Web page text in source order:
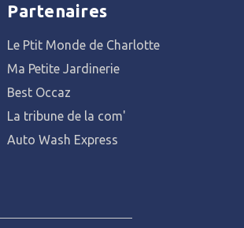
Partenaires
Le Ptit Monde de Charlotte
Ma Petite Jardinerie
Best Occaz
La tribune de la com'
Auto Wash Express